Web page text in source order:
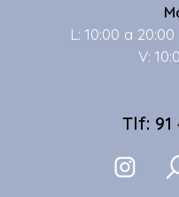
L: 10:00 a
V:
Tlf: 91